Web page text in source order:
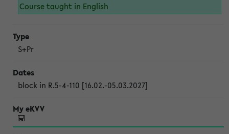
Course taught in English
S+Pr
block in R.5-4-110 [16.02.-05.03.2027]